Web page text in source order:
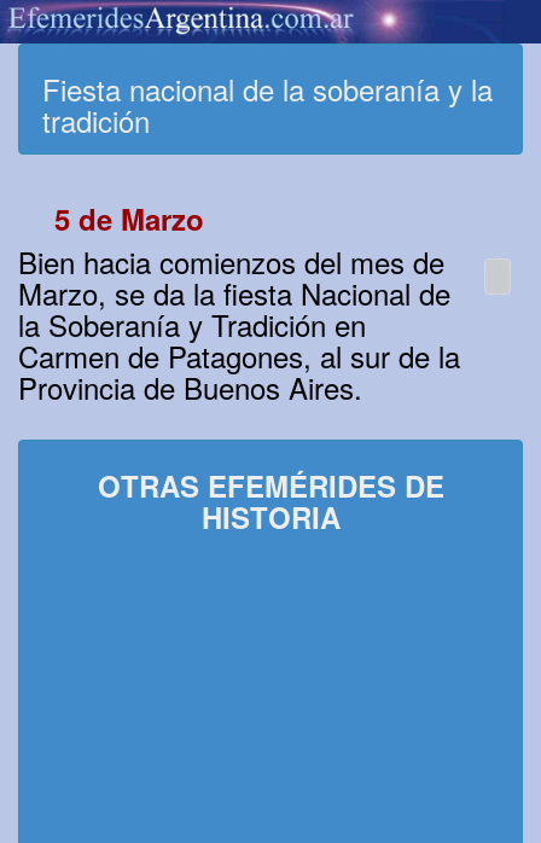
Fiesta nacional de la soberanía y la
tradición
5 de Marzo
Bien hacia comienzos del mes de
Marzo, se da la fiesta Nacional de
la Soberanía y Tradición en
Carmen de Patagones, al sur de la
Provincia de Buenos Aires.
OTRAS EFEMÉRIDES DE
HISTORIA